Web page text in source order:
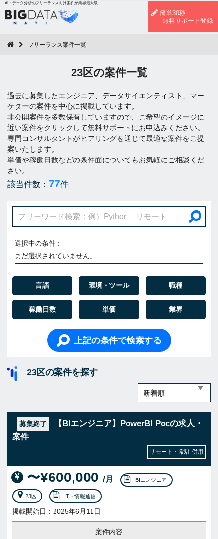
AI・データ分析のフリーランス向け案件が業界最大級
簡単30秒
無料サポート登録
フリーランス案件一覧
23区の案件一覧
過去に募集したエンジニア、データサイエンティスト、マー
ケターの案件を中心に掲載しています。
非公開案件を多数保有していますので、ご希望のイメージに
近い案件をクリックして無料サポートにお申込みください。
専門コンサルタントがヒアリングを通じて最適な案件をご提
案いたします。
単価や稼働日数などの条件面についてもお気軽にご相談くだ
さい。
該当件数： 77件
選択中の条件：
まだ選択されていません。
言語 環境・ツール 職種
稼働日数 単価 業界
上記の条件で検索する
23区の案件を探す
募集終了
【BIエンジニア】PowerBI Pocの求人・
案件
リモート・常駐 併用
〜¥600,000 /月 BIエンジニア
23区 IT・情報通信
掲載開始日：2025年6月11日
案件内容